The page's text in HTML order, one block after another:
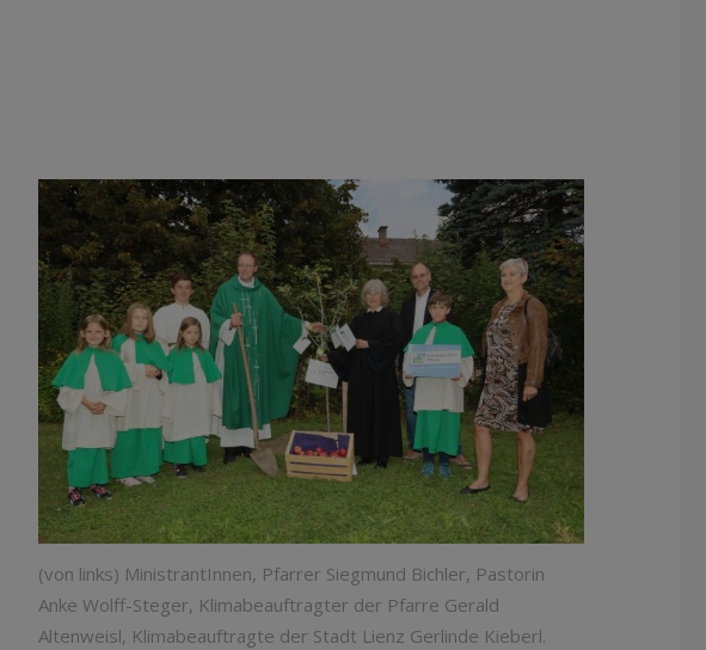
(von links) MinistrantInnen, Pfarrer Siegmund Bichler, Pastorin
Anke Wolff-Steger, Klimabeauftragter der Pfarre Gerald
Altenweisl, Klimabeauftragte der Stadt Lienz Gerlinde Kieberl.